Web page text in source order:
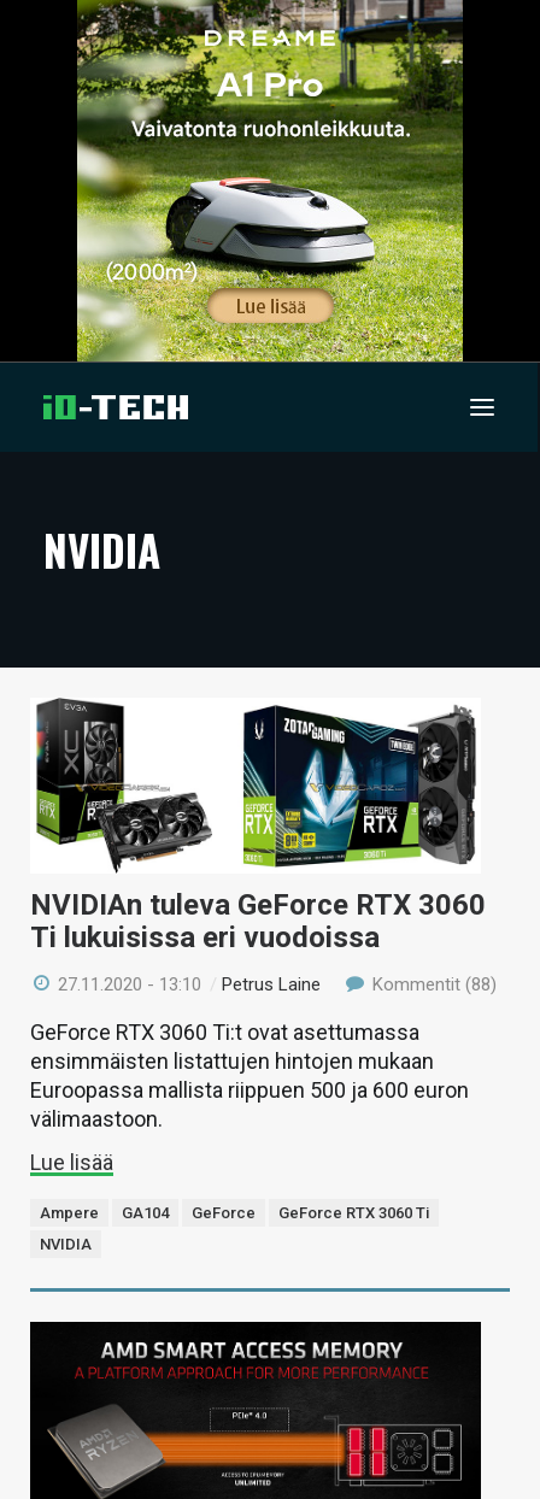
ARTIKKELIT
TECHBBS
TIETOA
HINTA.FI
KAUPPA
VAIHDA TEEMA
HAKU
NVIDIA
NVIDIAn tuleva GeForce RTX 3060
Ti lukuisissa eri vuodoissa
27.11.2020 - 13:10 /Petrus Laine Kommentit (88)
GeForce RTX 3060 Ti:t ovat asettumassa
ensimmäisten listattujen hintojen mukaan
Euroopassa mallista riippuen 500 ja 600 euron
välimaastoon.
Lue lisää
Ampere GA104 GeForce
GeForce RTX 3060 Ti
NVIDIA